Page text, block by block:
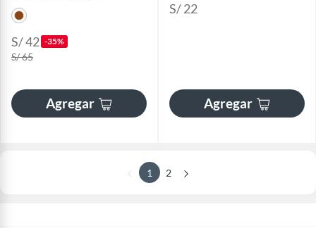
S/ 42 -35%
S/ 65
Agregar
S/ 22
Agregar
1 2